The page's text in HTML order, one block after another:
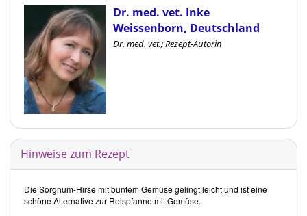
Dr. med. vet. Inke
Weissenborn, Deutschland
Dr. med. vet.; Rezept-Autorin
Hinweise zum Rezept
Die Sorghum-Hirse mit buntem Gemüse gelingt leicht und ist eine
schöne Alternative zur Reispfanne mit Gemüse.